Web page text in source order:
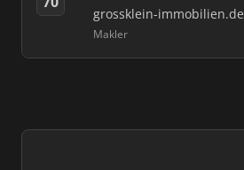
grossklein-immobilien.de
Makler